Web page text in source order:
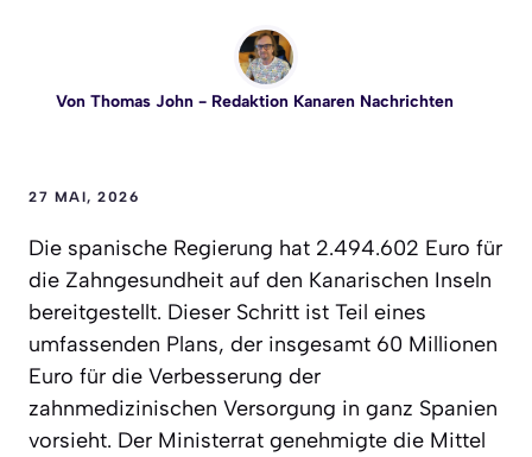
Von Thomas John- Redaktion Kanaren Nachrichten
27 MAI, 2026
Die spanische Regierung hat 2.494.602 Euro für
die Zahngesundheit auf den Kanarischen Inseln
bereitgestellt. Dieser Schritt ist Teil eines
umfassenden Plans, der insgesamt 60 Millionen
Euro für die Verbesserung der
zahnmedizinischen Versorgung in ganz Spanien
vorsieht. Der Ministerrat genehmigte die Mittel